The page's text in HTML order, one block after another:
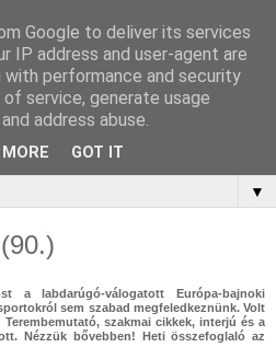
▼
a labdarúgó-válogatott Európa-bajnoki
sem szabad megfeledkeznünk. Volt
szakmai cikkek, interjú és a
Nézzük bővebben! Heti összefoglaló az
Google to deliver its services
IP address and user-agent are
with performance and security
service, generate usage
address abuse.
GOT IT